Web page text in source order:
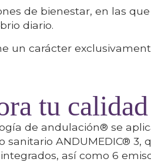
de bienestar, en las
diario.
un carácter
tu
de andulación®️ se
sanitario ANDUMEDIC® 3,
así como 6